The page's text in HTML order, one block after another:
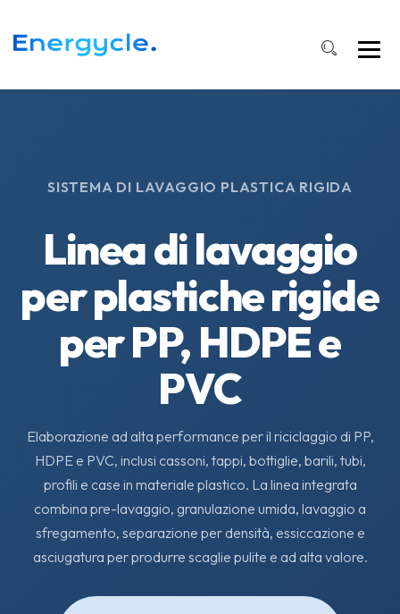
SISTEMA DI LAVAGGIO PLASTICA RIGIDA
Linea di lavaggio
per plastiche rigide
per PP, HDPE e
PVC
Elaborazione ad alta performance per il riciclaggio di PP,
HDPE e PVC, inclusi cassoni, tappi, bottiglie, barili, tubi,
profili e case in materiale plastico. La linea integrata
combina pre-lavaggio, granulazione umida, lavaggio a
sfregamento, separazione per densità, essiccazione e
asciugatura per produrre scaglie pulite e ad alta valore.